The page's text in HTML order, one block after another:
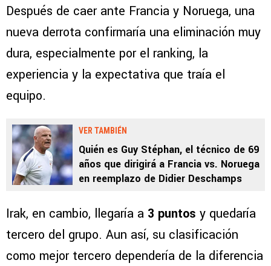
Después de caer ante Francia y Noruega, una
nueva derrota confirmaría una eliminación muy
dura, especialmente por el ranking, la
experiencia y la expectativa que traía el
equipo.
VER TAMBIÉN
Quién es Guy Stéphan, el técnico de 69
años que dirigirá a Francia vs. Noruega
en reemplazo de Didier Deschamps
Irak, en cambio, llegaría a 3 puntos y quedaría
tercero del grupo. Aun así, su clasificación
como mejor tercero dependería de la diferencia